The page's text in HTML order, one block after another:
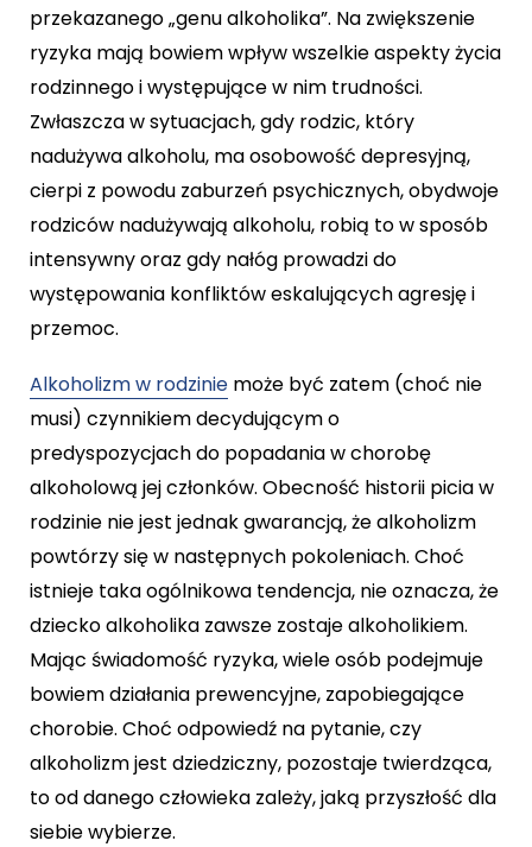
przekazanego „genu alkoholika”. Na zwiększenie
ryzyka mają bowiem wpływ wszelkie aspekty życia
rodzinnego i występujące w nim trudności.
Zwłaszcza w sytuacjach, gdy rodzic, który
nadużywa alkoholu, ma osobowość depresyjną,
cierpi z powodu zaburzeń psychicznych, obydwoje
rodziców nadużywają alkoholu, robią to w sposób
intensywny oraz gdy nałóg prowadzi do
występowania konfliktów eskalujących agresję i
przemoc.
Alkoholizm w rodzinie może być zatem (choć nie
musi) czynnikiem decydującym o
predyspozycjach do popadania w chorobę
alkoholową jej członków. Obecność historii picia w
rodzinie nie jest jednak gwarancją, że alkoholizm
powtórzy się w następnych pokoleniach. Choć
istnieje taka ogólnikowa tendencja, nie oznacza, że
dziecko alkoholika zawsze zostaje alkoholikiem.
Mając świadomość ryzyka, wiele osób podejmuje
bowiem działania prewencyjne, zapobiegające
chorobie. Choć odpowiedź na pytanie, czy
alkoholizm jest dziedziczny, pozostaje twierdząca,
to od danego człowieka zależy, jaką przyszłość dla
siebie wybierze.